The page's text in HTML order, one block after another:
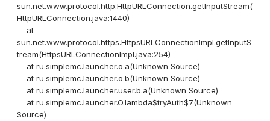
sun.net.www.protocol.http.HttpURLConnection.getInputStream(
HttpURLConnection.java:1440)
at
sun.net.www.protocol.https.HttpsURLConnectionImpl.getInputS
tream(HttpsURLConnectionImpl.java:254)
at ru.simplemc.launcher.o.a(Unknown Source)
at ru.simplemc.launcher.o.b(Unknown Source)
at ru.simplemc.launcher.user.b.a(Unknown Source)
at ru.simplemc.launcher.O.lambda$tryAuth$7(Unknown
Source)